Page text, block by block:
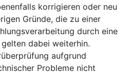
korrigieren oder neu
Gründe, die zu einer
durch eine
dabei weiterhin.
aufgrund
Probleme nicht